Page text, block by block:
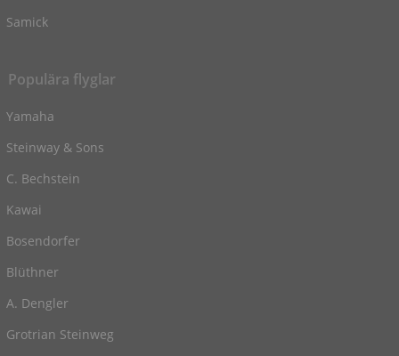
Samick
Populära flyglar
Yamaha
Steinway & Sons
C. Bechstein
Kawai
Bosendorfer
Blüthner
A. Dengler
Grotrian Steinweg